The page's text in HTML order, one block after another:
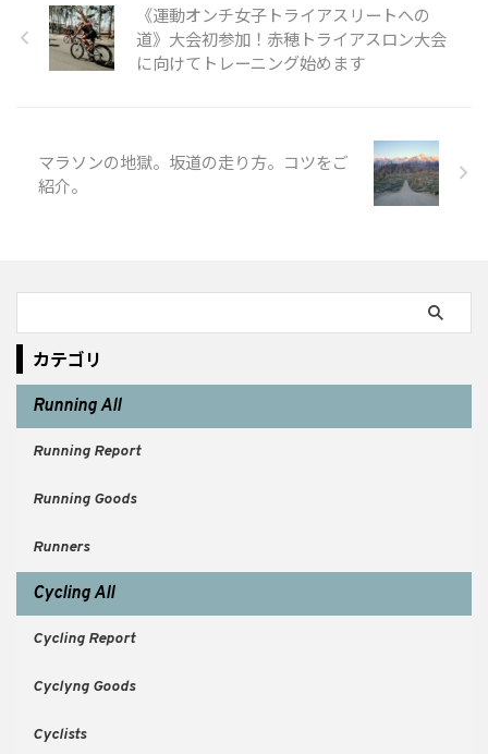
《運動オンチ女子トライアスリートへの
道》大会初参加！赤穂トライアスロン大会
に向けてトレーニング始めます
マラソンの地獄。坂道の走り方。コツをご
紹介。
カテゴリ
Running All
Running Report
Running Goods
Runners
Cycling All
Cycling Report
Cyclyng Goods
Cyclists